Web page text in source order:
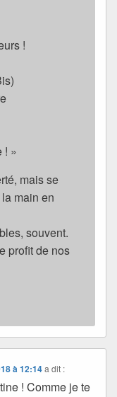
!
! »
mais se
main en
souvent.
profit de nos
à 12:14 a dit :
! Comme je te